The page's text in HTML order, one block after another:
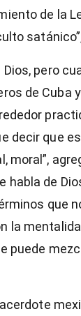
de la
Dios, pero
de Cuba
decir que
moral”,
habla de
que
la
puede